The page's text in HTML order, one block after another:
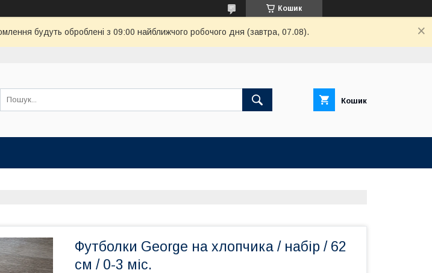
Кошик
будуть оброблені з 09:00 найближчого робочого дня (завтра, 07.08).
Кошик
Футболки George на хлопчика / набір / 62
см / 0-3 міс.